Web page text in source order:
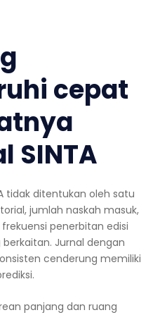
cepat
SINTA
tidak ditentukan oleh satu
jumlah naskah masuk,
penerbitan edisi
Jurnal dengan
cenderung memiliki
panjang dan ruang